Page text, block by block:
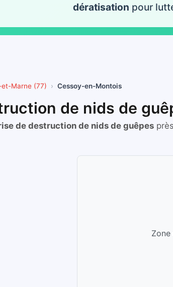
dératisation pour
et-Marne (77) Cessoy-en-Montois
de nids de
de destruction de nids de guêpes